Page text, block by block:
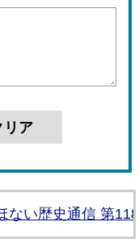
ない歴史通信 第